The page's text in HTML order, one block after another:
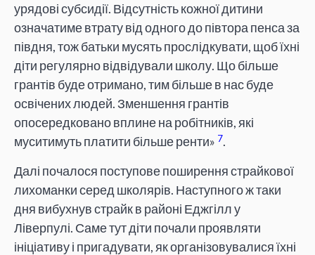
урядові субсидії. Відсутність кожної дитини
означатиме втрату від одного до півтора пенса за
півдня, тож батьки мусять прослідкувати, щоб їхні
діти регулярно відвідували школу. Що більше
грантів буде отримано, тим більше в нас буде
освічених людей. Зменшення грантів
опосередковано вплине на робітників, які
муситимуть платити більше ренти» 7.
Далі почалося поступове поширення страйкової
лихоманки серед школярів. Наступного ж таки
дня вибухнув страйк в районі Еджгілл у
Ліверпулі. Саме тут діти почали проявляти
ініціативу і пригадувати, як організовувалися їхні